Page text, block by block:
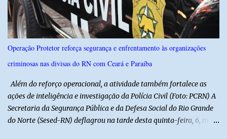
uniformes de empresa, o que pode ter ajudado a não despertar
suspeitas antes da abordagem. Após a ação criminosa, a dupla
fugiu levando a caminhonete em direção ainda desconhecida. A
Polícia Militar foi acionada logo após o crime e realiza diligências
na região na tentativa de localizar o veículo e identificar os
autores do assalto. Qualquer informação que possa ajudar na
ser repassad...
Operação Protetor reforça segurança e enfrentamento às organizações
criminosas nas divisas do RN com Ceará e Paraíba
Além do reforço operacional, a atividade também fortalece as
ações de inteligência e investigação da Polícia Civil (Foto: PCRN) A
Secretaria da Segurança Pública e da Defesa Social do Rio Grande
do Norte (Sesed-RN) deflagrou na tarde desta quinta-feira, 6, mais